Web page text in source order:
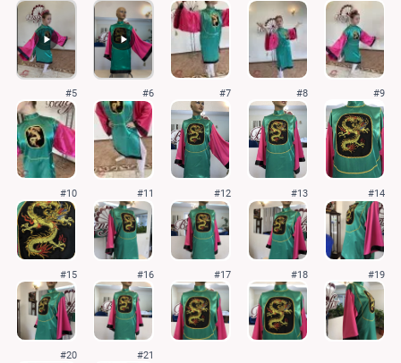
#5 #6 #7 #8 #9
#10 #11 #12 #13 #14
#15 #16 #17 #18 #19
#20 #21